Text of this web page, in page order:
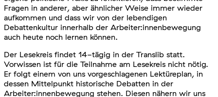
Fragen in anderer, aber ähnlicher Weise immer wieder
aufkommen und dass wir von der lebendigen
Debattenkultur innerhalb der Arbeiter:innenbewegung
auch heute noch lernen können.
Der Lesekreis findet 14-tägig in der Translib statt.
Vorwissen ist für die Teilnahme am Lesekreis nicht nötig.
Er folgt einem von uns vorgeschlagenen Lektüreplan, in
dessen Mittelpunkt historische Debatten in der
Arbeiter:innenbewegung stehen. Diesen nähern wir uns